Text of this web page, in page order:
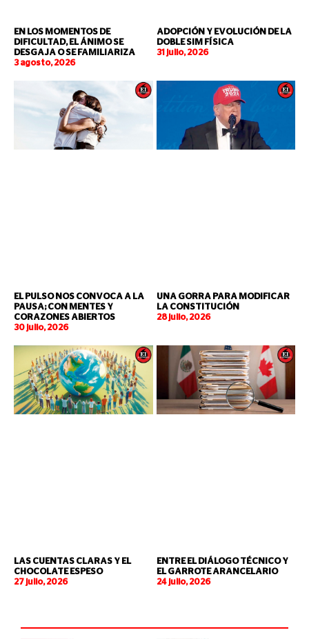
EN LOS MOMENTOS DE
DIFICULTAD, EL ÁNIMO SE
DESGAJA O SE FAMILIARIZA
3 agosto, 2026
ADOPCIÓN Y EVOLUCIÓN DE LA
DOBLE SIM FÍSICA
31 julio, 2026
EL PULSO NOS CONVOCA A LA
PAUSA; CON MENTES Y
CORAZONES ABIERTOS
30 julio, 2026
UNA GORRA PARA MODIFICAR
LA CONSTITUCIÓN
28 julio, 2026
LAS CUENTAS CLARAS Y EL
CHOCOLATE ESPESO
27 julio, 2026
ENTRE EL DIÁLOGO TÉCNICO Y
EL GARROTE ARANCELARIO
24 julio, 2026